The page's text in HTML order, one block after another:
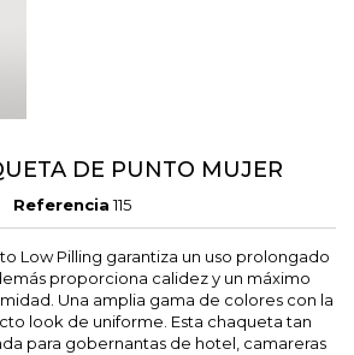
DE PUNTO MUJER
Referencia 115
Low Pilling garantiza un uso prolongado
proporciona calidez y un máximo
Una amplia gama de colores con la
look de uniforme. Esta chaqueta tan
para gobernantas de hotel, camareras